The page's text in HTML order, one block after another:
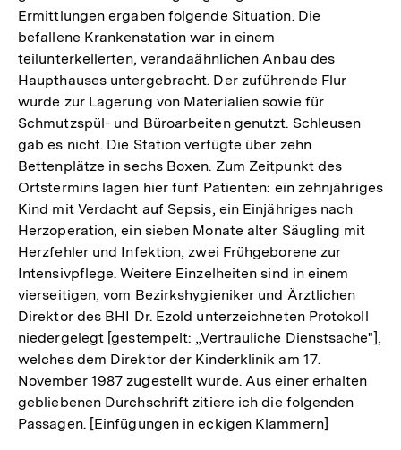
Ermittlungen ergaben folgende Situation. Die
befallene Krankenstation war in einem
teilunterkellerten, verandaähnlichen Anbau des
Haupthauses untergebracht. Der zuführende Flur
wurde zur Lagerung von Materialien sowie für
Schmutzspül- und Büroarbeiten genutzt. Schleusen
gab es nicht. Die Station verfügte über zehn
Bettenplätze in sechs Boxen. Zum Zeitpunkt des
Ortstermins lagen hier fünf Patienten: ein zehnjähriges
Kind mit Verdacht auf Sepsis, ein Einjähriges nach
Herzoperation, ein sieben Monate alter Säugling mit
Herzfehler und Infektion, zwei Frühgeborene zur
Intensivpflege. Weitere Einzelheiten sind in einem
vierseitigen, vom Bezirkshygieniker und Ärztlichen
Direktor des BHI Dr. Ezold unterzeichneten Protokoll
niedergelegt [gestempelt: „Vertrauliche Dienstsache"],
welches dem Direktor der Kinderklinik am 17.
November 1987 zugestellt wurde. Aus einer erhalten
gebliebenen Durchschrift zitiere ich die folgenden
Passagen. [Einfügungen in eckigen Klammern]